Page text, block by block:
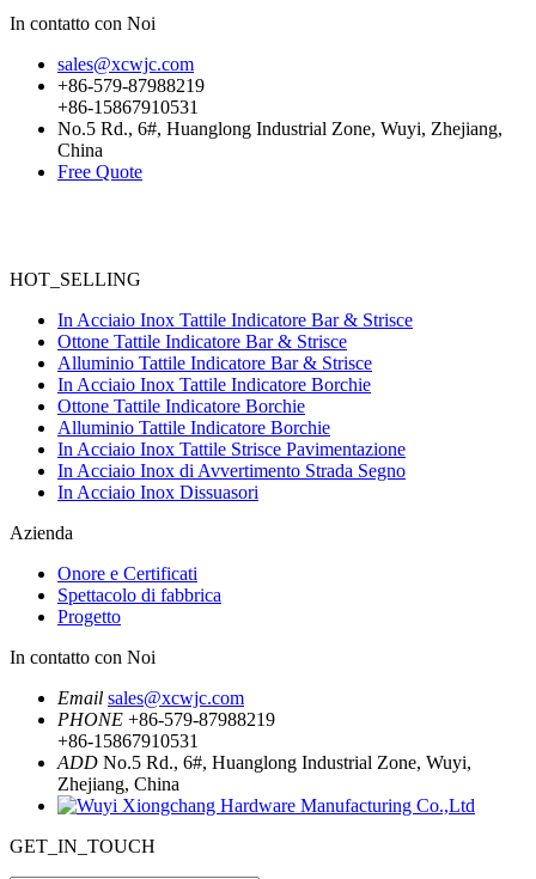
In contatto con Noi
sales@xcwjc.com
+86-579-87988219
+86-15867910531
No.5 Rd., 6#, Huanglong Industrial Zone, Wuyi, Zhejiang,
China
Free Quote
HOT_SELLING
In Acciaio Inox Tattile Indicatore Bar & Strisce
Ottone Tattile Indicatore Bar & Strisce
Alluminio Tattile Indicatore Bar & Strisce
In Acciaio Inox Tattile Indicatore Borchie
Ottone Tattile Indicatore Borchie
Alluminio Tattile Indicatore Borchie
In Acciaio Inox Tattile Strisce Pavimentazione
In Acciaio Inox di Avvertimento Strada Segno
In Acciaio Inox Dissuasori
Azienda
Onore e Certificati
Spettacolo di fabbrica
Progetto
In contatto con Noi
Email sales@xcwjc.com
PHONE +86-579-87988219
+86-15867910531
ADD No.5 Rd., 6#, Huanglong Industrial Zone, Wuyi,
Zhejiang, China
GET_IN_TOUCH